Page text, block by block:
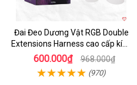
Đai Đeo Dương Vật RGB Double
Extensions Harness cao cấp kích
thích
600.000₫ 968.000₫
(970)